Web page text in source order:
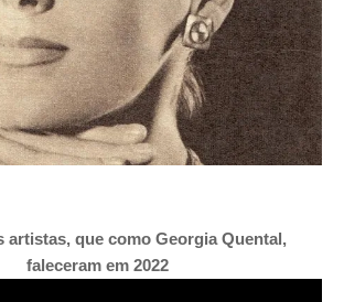
artistas, que como Georgia Quental,
faleceram em 2022